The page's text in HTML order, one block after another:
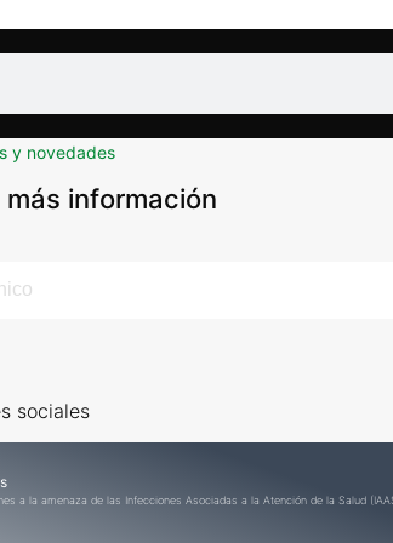
y novedades
información
sociales
a la amenaza de las Infecciones Asociadas a la Atención de la Salud